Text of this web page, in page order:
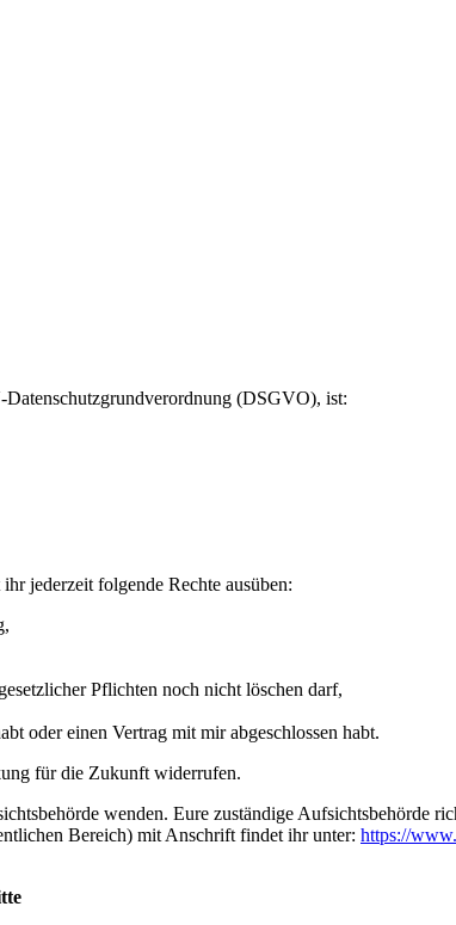
Datenschutzgrundverordnung (DSGVO), ist:
jederzeit folgende Rechte ausüben:
Pflichten noch nicht löschen darf,
oder einen Vertrag mit mir abgeschlossen habt.
für die Zukunft widerrufen.
wenden. Eure zuständige Aufsichtsbehörde
Bereich) mit Anschrift findet ihr unter: https://